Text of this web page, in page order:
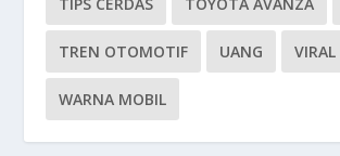
TREN OTOMOTIF UANG VIRAL
WARNA MOBIL